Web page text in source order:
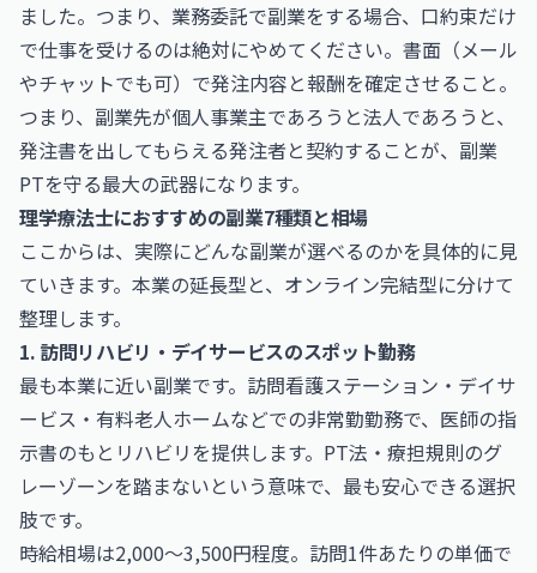
ました。つまり、業務委託で副業をする場合、口約束だけ
で仕事を受けるのは絶対にやめてください。書面（メール
やチャットでも可）で発注内容と報酬を確定させること。
つまり、副業先が個人事業主であろうと法人であろうと、
発注書を出してもらえる発注者と契約することが、副業
PTを守る最大の武器になります。
理学療法士におすすめの副業7種類と相場
ここからは、実際にどんな副業が選べるのかを具体的に見
ていきます。本業の延長型と、オンライン完結型に分けて
整理します。
1. 訪問リハビリ・デイサービスのスポット勤務
最も本業に近い副業です。訪問看護ステーション・デイサ
ービス・有料老人ホームなどでの非常勤勤務で、医師の指
示書のもとリハビリを提供します。PT法・療担規則のグ
レーゾーンを踏まないという意味で、最も安心できる選択
肢です。
時給相場は2,000〜3,500円程度。訪問1件あたりの単価で